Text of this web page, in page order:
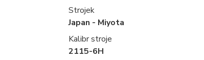
Strojek
Japan - Miyota
Kalibr stroje
2115-6H